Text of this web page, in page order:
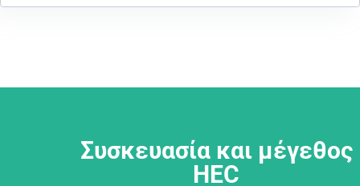
Συσκευασία και μέγεθος
HEC